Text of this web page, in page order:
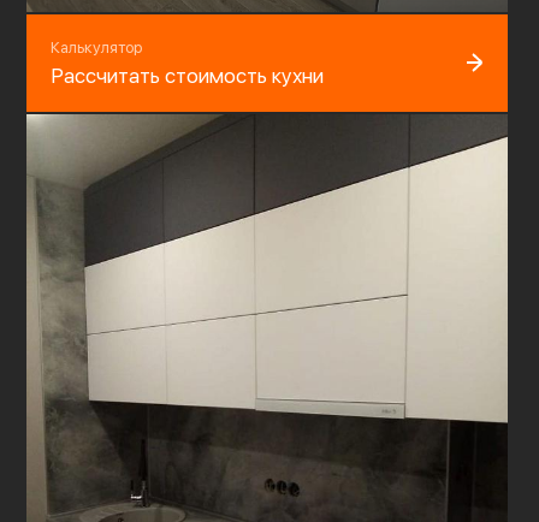
Калькулятор
Рассчитать стоимость кухни